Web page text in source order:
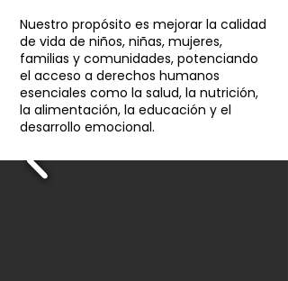
Nuestro propósito es mejorar la calidad
de vida de niños, niñas, mujeres,
familias y comunidades, potenciando
el acceso a derechos humanos
esenciales como la salud, la nutrición,
la alimentación, la educación y el
desarrollo emocional.